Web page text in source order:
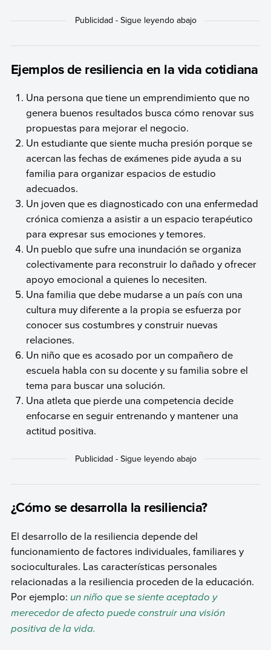
Ejemplos de resiliencia en la vida cotidiana
Una persona que tiene un emprendimiento que no
genera buenos resultados busca cómo renovar sus
propuestas para mejorar el negocio.
Un estudiante que siente mucha presión porque se
acercan las fechas de exámenes pide ayuda a su
familia para organizar espacios de estudio
adecuados.
Un joven que es diagnosticado con una enfermedad
crónica comienza a asistir a un espacio terapéutico
para expresar sus emociones y temores.
Un pueblo que sufre una inundación se organiza
colectivamente para reconstruir lo dañado y ofrecer
apoyo emocional a quienes lo necesiten.
Una familia que debe mudarse a un país con una
cultura muy diferente a la propia se esfuerza por
conocer sus costumbres y construir nuevas
relaciones.
Un niño que es acosado por un compañero de
escuela habla con su docente y su familia sobre el
tema para buscar una solución.
Una atleta que pierde una competencia decide
enfocarse en seguir entrenando y mantener una
actitud positiva.
¿Cómo se desarrolla la resiliencia?
El desarrollo de la resiliencia depende del
funcionamiento de factores individuales, familiares y
socioculturales. Las características personales
relacionadas a la resiliencia proceden de la educación.
Por ejemplo: un niño que se siente aceptado y
merecedor de afecto puede construir una visión
positiva de la vida.